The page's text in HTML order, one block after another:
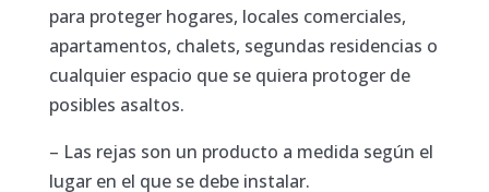
para proteger hogares, locales comerciales,
apartamentos, chalets, segundas residencias o
cualquier espacio que se quiera protoger de
posibles asaltos.
– Las rejas son un producto a medida según el
lugar en el que se debe instalar.